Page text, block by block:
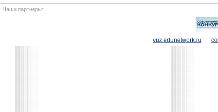
Наши партнеры:
vuz.edunetwork.ru